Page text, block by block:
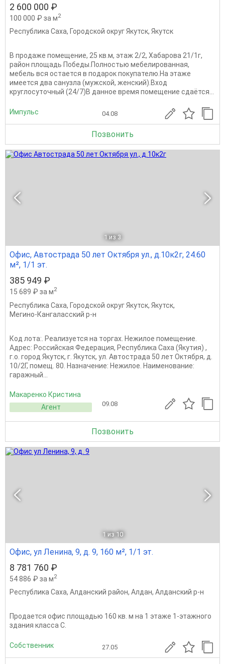
2 600 000 ₽
100 000 ₽ за м2
Республика Саха, Городской округ Якутск, Якутск
В продаже помещение, 25 кв.м, этаж 2/2, Хабарова 21/1г,
район площадь Победы.Полностью мебелированная,
мебель вся остается в подарок покупателю.На этаже
имеется два санузла (мужской, женский).Вход
круглосуточный (24/7)В данное время помещение сдаётся...
Импульс 04.08
Позвонить
1 из 3
Офис, Автострада 50 лет Октября ул., д.10к2г, 24.60
м², 1/1 эт.
385 949 ₽
15 689 ₽ за м2
Республика Саха, Городской округ Якутск, Якутск,
Мегино-Кангаласский р-н
Код лота:. Реализуется на торгах. Нежилое помещение.
Адрес: Российская Федерация, Республика Саха (Якутия) ,
г.о. город Якутск, г. Якутск, ул. Автострада 50 лет Октября, д.
10/2Г, помещ. 80. Назначение: Нежилое. Наименование:
гаражный...
Макаренко Кристина
Агент
09.08
Позвонить
1 из 10
Офис, ул Ленина, 9, д. 9, 160 м², 1/1 эт.
8 781 760 ₽
54 886 ₽ за м2
Республика Саха, Алданский район, Алдан, Алданский р-н
Продается офис площадью 160 кв. м на 1 этаже 1-этажного
здания класса C.
Собственник 27.05